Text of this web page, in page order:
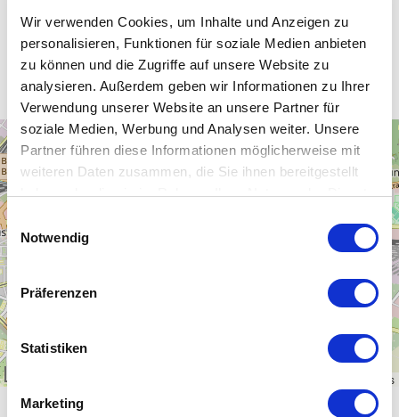
Wir verwenden Cookies, um Inhalte und Anzeigen zu
personalisieren, Funktionen für soziale Medien anbieten
zu können und die Zugriffe auf unsere Website zu
analysieren. Außerdem geben wir Informationen zu Ihrer
Verwendung unserer Website an unsere Partner für
soziale Medien, Werbung und Analysen weiter. Unsere
Partner führen diese Informationen möglicherweise mit
weiteren Daten zusammen, die Sie ihnen bereitgestellt
haben oder die sie im Rahmen Ihrer Nutzung der Dienste
Einwilligungsauswahl
Notwendig
Präferenzen
Statistiken
Marketing
Unsere WLAN-Hotspots in Leipzig
+
−
contributors